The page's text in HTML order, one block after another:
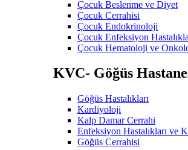
Çocuk Beslenme ve Diyet
Çocuk Cerrahisi
Çocuk Endokrinoloji
Çocuk Enfeksiyon
Çocuk Hematoloji ve
KVC- Göğüs
Göğüs Hastalıkları
Kardiyoloji
Kalp Damar Cerrahi
Enfeksiyon Hastalıkları
Göğüs Cerrahisi